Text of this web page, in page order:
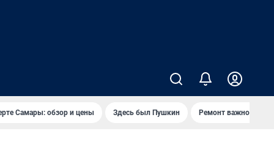
Самары: обзор и цены Здесь был Пушкин Ремонт важного